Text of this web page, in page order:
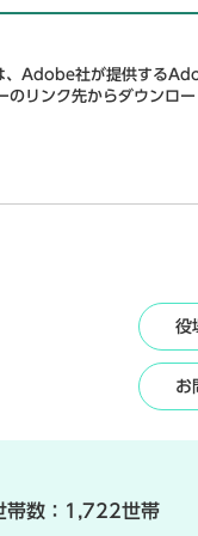
、Adobe社が提供する
リンク先からダウンロ
役
お
帯数： 1,722世帯